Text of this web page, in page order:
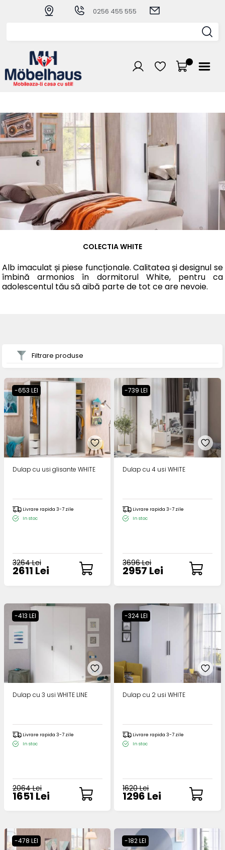
0256 455 555
COLECTIA WHITE
Alb imaculat și piese funcționale. Calitatea și designul se
îmbină armonios în dormitorul White, pentru ca
adolescentul tău să aibă parte de tot ce are nevoie.
Filtrare produse
-653 LEI
Dulap cu usi glisante WHITE
Livrare rapida 3-7 zile
In stoc
3264 Lei
2611 Lei
-739 LEI
Dulap cu 4 usi WHITE
Livrare rapida 3-7 zile
In stoc
3696 Lei
2957 Lei
-413 LEI
Dulap cu 3 usi WHITE LINE
Livrare rapida 3-7 zile
In stoc
2064 Lei
1651 Lei
-324 LEI
Dulap cu 2 usi WHITE
Livrare rapida 3-7 zile
In stoc
1620 Lei
1296 Lei
-478 LEI -182 LEI